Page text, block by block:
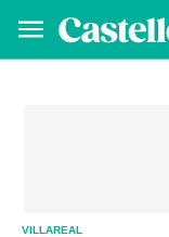
VILLAREAL